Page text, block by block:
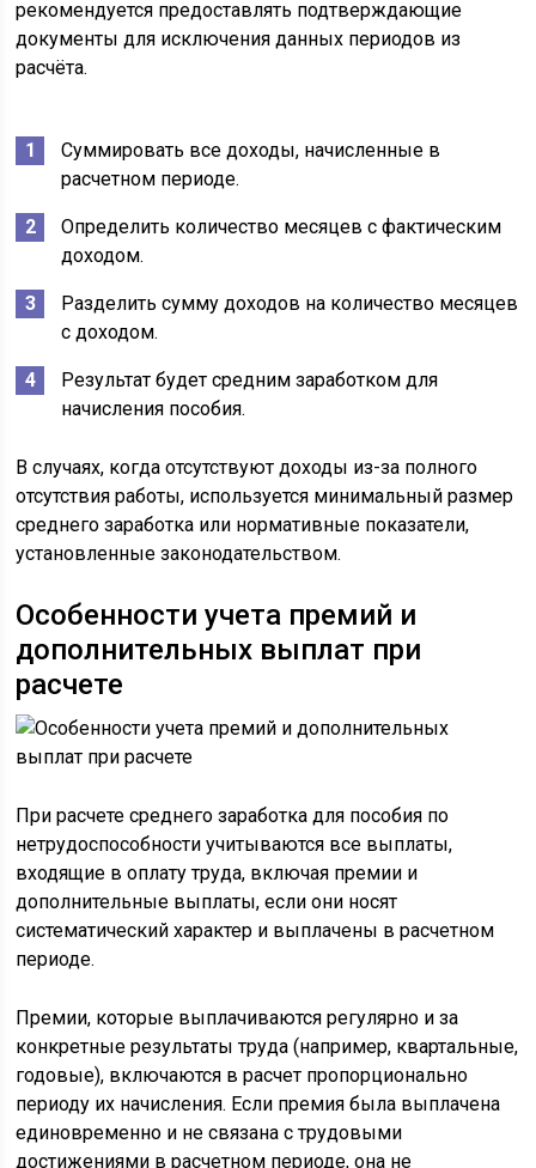
рекомендуется предоставлять подтверждающие
документы для исключения данных периодов из
расчёта.
Суммировать все доходы, начисленные в
расчетном периоде.
Определить количество месяцев с фактическим
доходом.
Разделить сумму доходов на количество месяцев
с доходом.
Результат будет средним заработком для
начисления пособия.
В случаях, когда отсутствуют доходы из-за полного
отсутствия работы, используется минимальный размер
среднего заработка или нормативные показатели,
установленные законодательством.
Особенности учета премий и
дополнительных выплат при
расчете
При расчете среднего заработка для пособия по
нетрудоспособности учитываются все выплаты,
входящие в оплату труда, включая премии и
дополнительные выплаты, если они носят
систематический характер и выплачены в расчетном
периоде.
Премии, которые выплачиваются регулярно и за
конкретные результаты труда (например, квартальные,
годовые), включаются в расчет пропорционально
периоду их начисления. Если премия была выплачена
единовременно и не связана с трудовыми
достижениями в расчетном периоде, она не